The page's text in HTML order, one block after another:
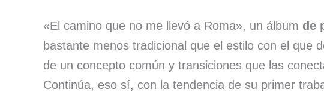
«El camino que no me llevó a Roma», un álbum de
bastante menos tradicional que el estilo con el que
de un concepto común y transiciones que las
Continúa, eso sí, con la tendencia de su primer